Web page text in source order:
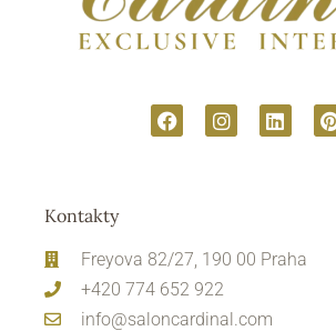
Kontakty
Freyova 82/27, 190 00 Praha
+420 774 652 922
info@saloncardinal.com